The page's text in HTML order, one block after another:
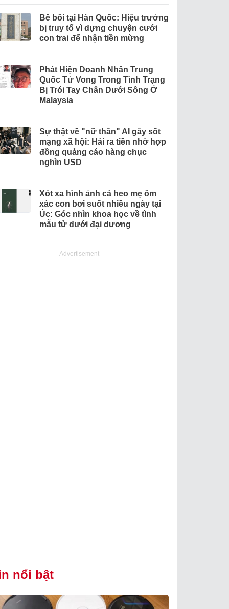
Bê bối tại Hàn Quốc: Hiệu trưởng
bị truy tố vì dựng chuyện cưới
con trai để nhận tiền mừng
Phát Hiện Doanh Nhân Trung
Quốc Tử Vong Trong Tình Trạng
Bị Trói Tay Chân Dưới Sông Ở
Malaysia
Sự thật về "nữ thần" AI gây sốt
mạng xã hội: Hái ra tiền nhờ hợp
đồng quảng cáo hàng chục
nghìn USD
Xót xa hình ảnh cá heo mẹ ôm
xác con bơi suốt nhiều ngày tại
Úc: Góc nhìn khoa học về tình
mẫu tử dưới đại dương
Advertisement
nổi bật